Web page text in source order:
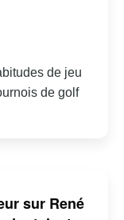
de jeu
de golf
sur René